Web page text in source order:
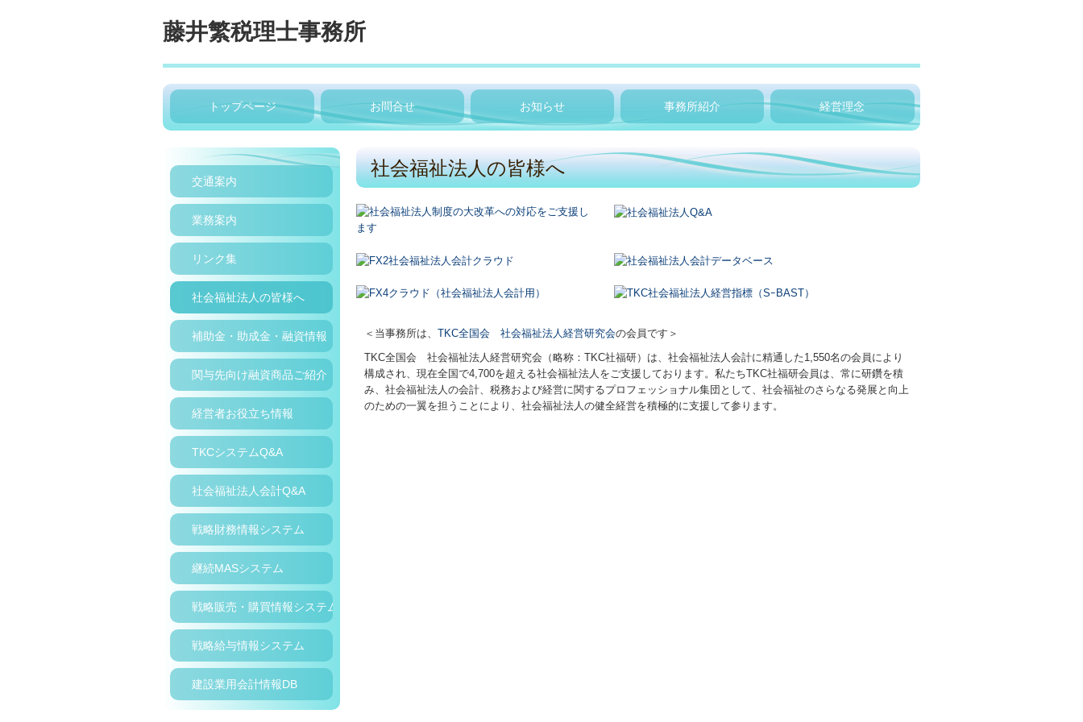
藤井繁税理士事務所
トップページ お問合せ お知らせ 事務所紹介 経営理念
交通案内
業務案内
リンク集
社会福祉法人の皆様へ
補助金・助成金・融資情報
関与先向け融資商品ご紹介
経営者お役立ち情報
TKCシステムQ&A
社会福祉法人会計Q&A
戦略財務情報システム
継続MASシステム
戦略販売・購買情報システム
戦略給与情報システム
建設業用会計情報DB
社会福祉法人の皆様へ
＜当事務所は、 TKC全国会 社会福祉法人経営研究会の会員です＞
TKC全国会 社会福祉法人経営研究会（略称：TKC社福研）は、社会福祉法人会計に精通した1,550名の会員により
構成され、現在全国で4,700を超える社会福祉法人をご支援しております。私たちTKC社福研会員は、常に研鑽を積
み、社会福祉法人の会計、税務および経営に関するプロフェッショナル集団として、社会福祉のさらなる発展と向上
のための一翼を担うことにより、社会福祉法人の健全経営を積極的に支援して参ります。